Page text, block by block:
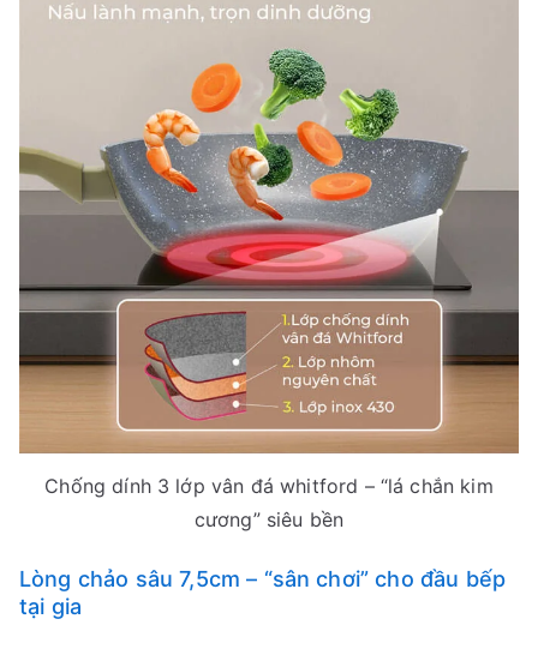
Chống dính 3 lớp vân đá whitford – “lá chắn kim
cương” siêu bền
Lòng chảo sâu 7,5cm – “sân chơi” cho đầu bếp
tại gia